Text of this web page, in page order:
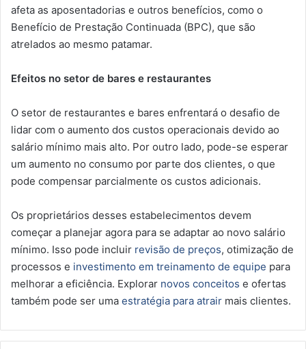
afeta as aposentadorias e outros benefícios, como o
Benefício de Prestação Continuada (BPC), que são
atrelados ao mesmo patamar.
Efeitos no setor de bares e restaurantes
O setor de restaurantes e bares enfrentará o desafio de
lidar com o aumento dos custos operacionais devido ao
salário mínimo mais alto. Por outro lado, pode-se esperar
um aumento no consumo por parte dos clientes, o que
pode compensar parcialmente os custos adicionais.
Os proprietários desses estabelecimentos devem
começar a planejar agora para se adaptar ao novo salário
mínimo. Isso pode incluir revisão de preços, otimização de
processos e investimento em treinamento de equipe para
melhorar a eficiência. Explorar novos conceitos e ofertas
também pode ser uma estratégia para atrair mais clientes.